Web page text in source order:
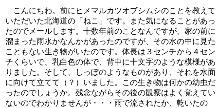
こんにちわ。前にヒメマルカツオブシムシのことを教えて
いただいた北海道の「ねこ」です。また気になることがあっ
たのでメールします。十数年前のことなんですが、家の前に
溜まった雨水かなんかがあったのですが、その水の中に見た
こともない生き物がいたのです。体長は３センチから４セン
チくらいで、乳白色の体で、背中に十文字のような模様があ
りました。そして、しっぽのようなものがあり、それを水面
に向けて立てて（？）いました。この生き物は何かの幼虫だ
ったのでしょうか。残念ながらその後の観察はよく覚えてい
ないのでわかりませんが・・・雨で流されたか、乾いたの